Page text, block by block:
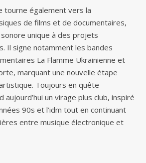
tourne également vers la
de films et de documentaires,
unique à des projets
Il signe notamment les bandes
La Flamme Ukrainienne et
marquant une nouvelle étape
Toujours en quête
aujourd’hui un virage plus club, inspiré
90s et l’idm tout en continuant
entre musique électronique et